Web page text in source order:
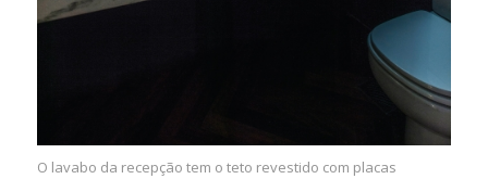
O lavabo da recepção tem o teto revestido com placas